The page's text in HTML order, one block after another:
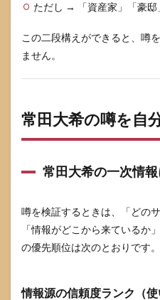
ただし → 「資産家」「豪
この二段構えができると、噂
ません。
常田大希の噂を自
常田大希の一次情
噂を検証するときは、「どの
「情報がどこから来ているか
の優先順位は次のとおりです。
情報源の信頼度ランク（使